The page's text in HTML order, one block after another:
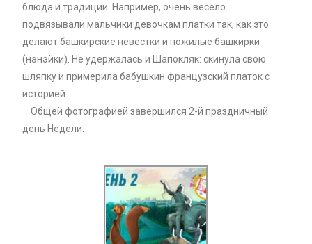
блюда и традиции. Например, очень весело
подвязывали мальчики девочкам платки так, как это
делают башкирские невестки и пожилые башкирки
(нэнэйки). Не удержалась и Шапокляк: скинула свою
шляпку и примерила бабушкин французский платок с
историей…
Общей фотографией завершился 2-й праздничный
день Недели.